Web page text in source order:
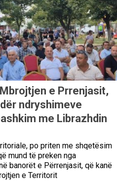
e Prrenjasit,
ndryshimeve
me Librazhdin
po priten me shqetësim
mund të preken nga
banorët e Përrenjasit, që kanë
e Territorit